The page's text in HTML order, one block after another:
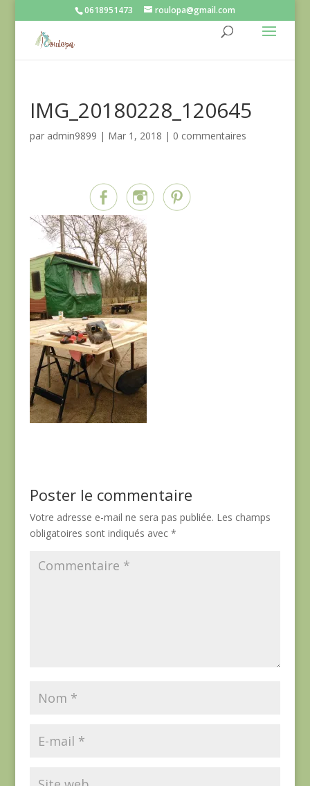
0618951473 roulopa@gmail.com
IMG_20180228_120645
par admin9899 | Mar 1, 2018 | 0 commentaires
Poster le commentaire
Votre adresse e-mail ne sera pas publiée. Les champs
obligatoires sont indiqués avec *